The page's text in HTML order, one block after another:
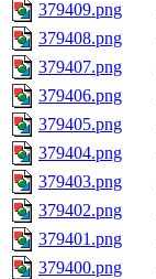
379409.png
379408.png
379407.png
379406.png
379405.png
379404.png
379403.png
379402.png
379401.png
379400.png